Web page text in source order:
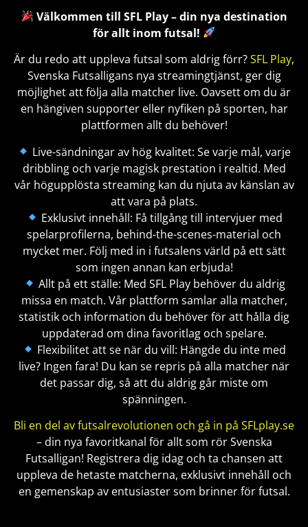
Välkommen till SFL Play – din nya destination
för allt inom futsal!
Är du redo att uppleva futsal som aldrig förr?SFL Play,
Svenska Futsalligans nya streamingtjänst, ger dig
möjlighet att följa alla matcher live. Oavsett om du är
en hängiven supporter eller nyfiken på sporten, har
plattformen allt du behöver!
Live-sändningar av hög kvalitet: Se varje mål, varje
dribbling och varje magisk prestation i realtid. Med
vår högupplösta streaming kan du njuta av känslan av
att vara på plats.
Exklusivt innehåll: Få tillgång till intervjuer med
spelarprofilerna, behind-the-scenes-material och
mycket mer. Följ med in i futsalens värld på ett sätt
som ingen annan kan erbjuda!
Allt på ett ställe: Med SFL Play behöver du aldrig
missa en match. Vår plattform samlar alla matcher,
statistik och information du behöver för att hålla dig
uppdaterad om dina favoritlag och spelare.
Flexibilitet att se när du vill: Hängde du inte med
live? Ingen fara! Du kan se repris på alla matcher när
det passar dig, så att du aldrig går miste om
spänningen.
Bli en del av futsalrevolutionen och gå in på SFLplay.se
– din nya favoritkanal för allt som rör Svenska
Futsalligan! Registrera dig idag och ta chansen att
uppleva de hetaste matcherna, exklusivt innehåll och
en gemenskap av entusiaster som brinner för futsal.